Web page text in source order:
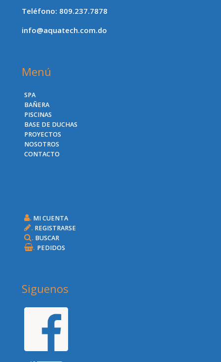
Teléfono: 809.237.7878
info@aquatech.com.do
Menú
SPA
BAÑERA
PISCINAS
BASE DE DUCHAS
PROYECTOS
NOSOTROS
CONTACTO
. MI CUENTA
. REGISTRARSE
. BUSCAR
. PEDIDOS
Siguenos